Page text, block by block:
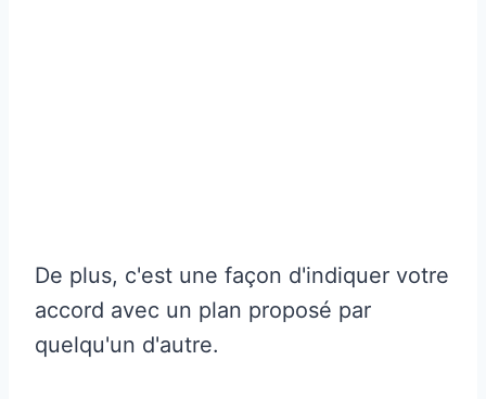
De plus, c'est une façon d'indiquer votre
accord avec un plan proposé par
quelqu'un d'autre.